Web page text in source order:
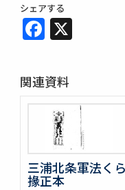
シェアする
関連資料
三浦北条軍法く
掾正本